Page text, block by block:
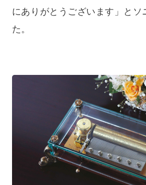
にありがとうございます」とソ
た。